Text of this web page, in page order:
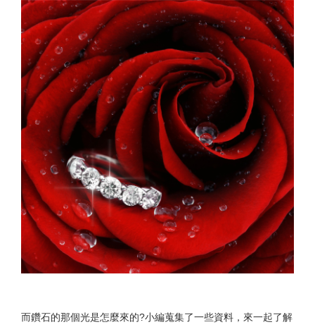
而鑽石的那個光是怎麼來的?小編蒐集了一些資料，來一起了解